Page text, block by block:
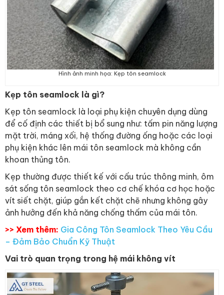
Hình ảnh minh họa: Kẹp tôn seamlock
Kẹp tôn seamlock là gì?
Kẹp tôn seamlock là loại phụ kiện chuyên dụng dùng
để cố định các thiết bị bổ sung như: tấm pin năng lượng
mặt trời, máng xối, hệ thống đường ống hoặc các loại
phụ kiện khác lên mái tôn seamlock mà không cần
khoan thủng tôn.
Kẹp thường được thiết kế với cấu trúc thông minh, ôm
sát sống tôn seamlock theo cơ chế khóa cơ học hoặc
vít siết chặt, giúp gắn kết chặt chẽ nhưng không gây
ảnh hưởng đến khả năng chống thấm của mái tôn.
>> Xem thêm: Gia Công Tôn Seamlock Theo Yêu Cầu
– Đảm Bảo Chuẩn Kỹ Thuật
Vai trò quan trọng trong hệ mái không vít